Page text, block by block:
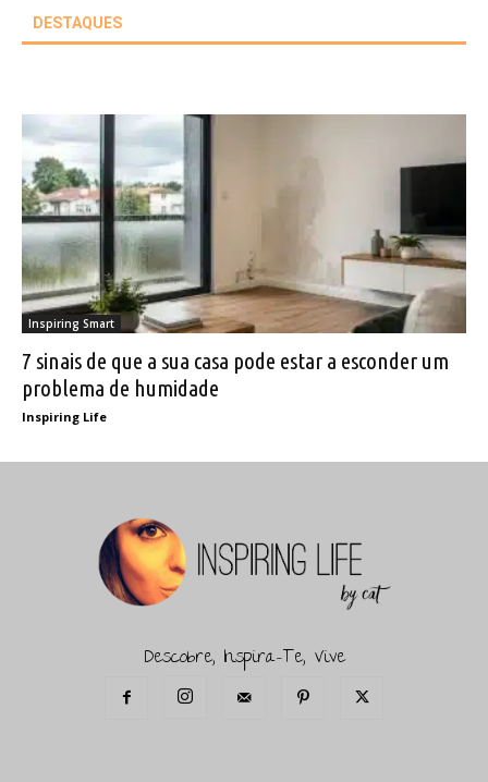
DESTAQUES
Inspiring Smart
7 sinais de que a sua casa pode estar a esconder um
problema de humidade
Inspiring Life
Descobre, Inspira-Te, Vive